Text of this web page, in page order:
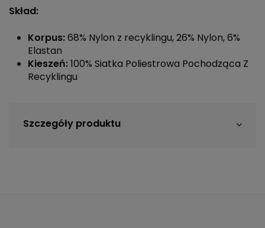
Skład:
Korpus:68% Nylon z recyklingu, 26% Nylon, 6%
Elastan
Kieszeń:100% Siatka Poliestrowa Pochodząca Z
Recyklingu
Szczegóły produktu